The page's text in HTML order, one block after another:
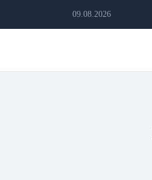
09.08.2026